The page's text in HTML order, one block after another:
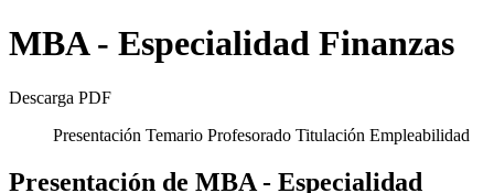
MBA - Especialidad Finanzas
Descarga PDF
Presentación Temario Profesorado Titulación Empleabilidad
Presentación de MBA - Especialidad